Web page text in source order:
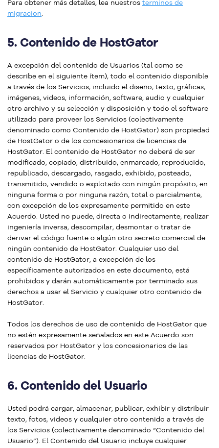
Para obtener más detalles, lea nuestros terminos de
migracion.
5. Contenido de HostGator
A excepción del contenido de Usuarios (tal como se
describe en el siguiente ítem), todo el contenido disponible
a través de los Servicios, incluido el diseño, texto, gráficas,
imágenes, videos, información, software, audio y cualquier
otro archivo y su selección y disposición y todo el software
utilizado para proveer los Servicios (colectivamente
denominado como Contenido de HostGator) son propiedad
de HostGator o de los concesionarios de licencias de
HostGator. El contenido de HostGator no deberá de ser
modificado, copiado, distribuido, enmarcado, reproducido,
republicado, descargado, rasgado, exhibido, posteado,
transmitido, vendido o explotado con ningún propósito, en
ninguna forma o por ninguna razón, total o parcialmente,
con excepción de los expresamente permitido en este
Acuerdo. Usted no puede, directa o indirectamente, realizar
ingeniería inversa, descompilar, desmontar o tratar de
derivar el código fuente o algún otro secreto comercial de
ningún contenido de HostGator. Cualquier uso del
contenido de HostGator, a excepción de los
específicamente autorizados en este documento, está
prohibidos y darán automáticamente por terminado sus
derechos a usar el Servicio y cualquier otro contenido de
HostGator.
Todos los derechos de uso de contenido de HostGator que
no estén expresamente señalados en este Acuerdo son
reservados por HostGator y los concesionarios de las
licencias de HostGator.
6. Contenido del Usuario
Usted podrá cargar, almacenar, publicar, exhibir y distribuir
texto, fotos, videos y cualquier otro contenido a través de
los Servicios (colectivamente denominado “Contenido del
Usuario”). El Contenido del Usuario incluye cualquier